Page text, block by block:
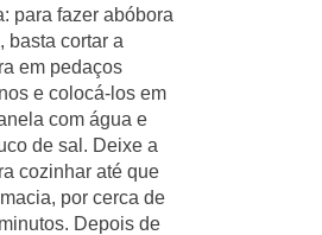
para fazer abóbora
basta cortar a
em pedaços
e colocá-los em
com água e
de sal. Deixe a
cozinhar até que
por cerca de
Depois de